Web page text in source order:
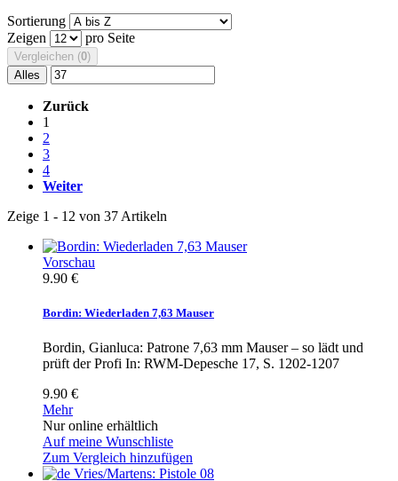
Sortierung
Zeigen
pro Seite
Vergleichen (0)
Alles
Zurück
1
2
3
4
Weiter
Zeige 1 - 12 von 37 Artikeln
Vorschau
9.90 €
Bordin: Wiederladen 7,63 Mauser
Bordin, Gianluca: Patrone 7,63 mm Mauser – so lädt und
prüft der Profi In: RWM-Depesche 17, S. 1202-1207
9.90 €
Mehr
Nur online erhältlich
Auf meine Wunschliste
Zum Vergleich hinzufügen